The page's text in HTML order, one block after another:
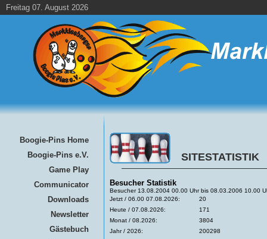
Freitag 07. August 2026
Boogie-Pins Home
Boogie-Pins e.V.
Game Play
Communicator
Downloads
Newsletter
Gästebuch
SITESTATISTIK
Besucher Statistik
Besucher 13.08.2004 00.00 Uhr bis 08.03.2006 10.00
Jetzt / 06.00 07.08.2026:
20
Heute / 07.08.2026:
171
Monat / 08.2026:
3804
Jahr / 2026:
200298